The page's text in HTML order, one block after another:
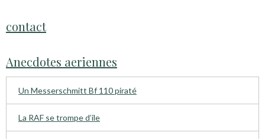
contact
Anecdotes aeriennes
Un Messerschmitt Bf 110 piraté
La RAF se trompe d’ile